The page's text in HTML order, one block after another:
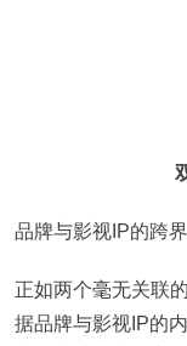
品牌与影视IP的跨
正如两个毫无关联
据品牌与影视IP的